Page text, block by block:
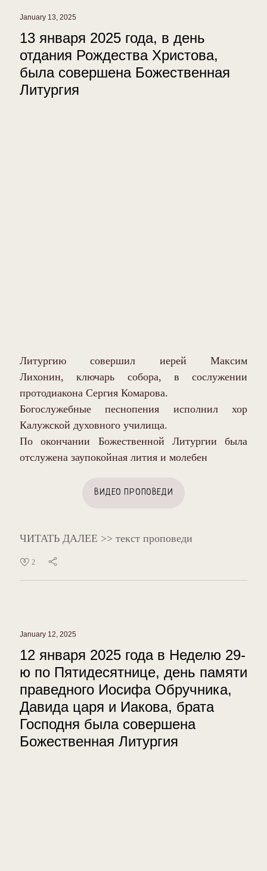
January 13, 2025
13 января 2025 года, в день
отдания Рождества Христова,
была совершена Божественная
Литургия
Литургию совершил иерей Максим
Лихонин, ключарь собора, в сослужении
протодиакона Сергия Комарова.
Богослужебные песнопения исполнил хор
Калужской духовного училища.
По окончании Божественной Литургии была
отслужена заупокойная лития и молебен
ВИДЕО ПРОПОВЕДИ
12 января 2025 года в Неделю 29-
ю по Пятидесятнице, день памяти
праведного Иосифа Обручника,
Давида царя и Иакова, брата
Господня была совершена
Божественная Литургия